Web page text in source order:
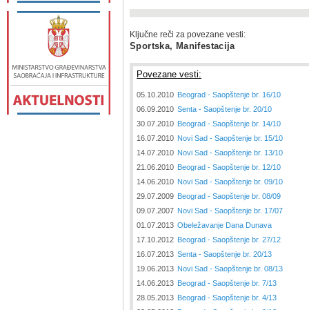
Ključne reči za povezane vesti:
Sportska, Manifestacija
Povezane vesti:
05.10.2010 Beograd - Saopštenje br. 16/10
06.09.2010 Senta - Saopštenje br. 20/10
30.07.2010 Beograd - Saopštenje br. 14/10
16.07.2010 Novi Sad - Saopštenje br. 15/10
14.07.2010 Novi Sad - Saopštenje br. 13/10
21.06.2010 Beograd - Saopštenje br. 12/10
14.06.2010 Novi Sad - Saopštenje br. 09/10
29.07.2009 Beograd - Saopštenje br. 08/09
09.07.2007 Novi Sad - Saopštenje br. 17/07
01.07.2013 Obeležavanje Dana Dunava
17.10.2012 Beograd - Saopštenje br. 27/12
16.07.2013 Senta - Saopštenje br. 20/13
19.06.2013 Novi Sad - Saopštenje br. 08/13
14.06.2013 Beograd - Saopštenje br. 7/13
28.05.2013 Beograd - Saopštenje br. 4/13